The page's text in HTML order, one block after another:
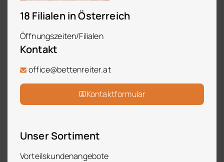
18 Filialen in Österreich
Öffnungszeiten/Filialen
Kontakt
office@bettenreiter.at
Kontaktformular
Unser Sortiment
Vorteilskundenangebote